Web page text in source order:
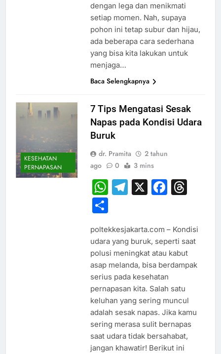
dengan lega dan menikmati
setiap momen. Nah, supaya
pohon ini tetap subur dan hijau,
ada beberapa cara sederhana
yang bisa kita lakukan untuk
menjaga…
Baca Selengkapnya
KESEHATAN
PERNAPASAN
7 Tips Mengatasi Sesak
Napas pada Kondisi Udara
Buruk
dr. Pramita
2 tahun
ago
0 3 mins
WhatsApp
Telegram
X
Share
poltekkesjakarta.com – Kondisi
udara yang buruk, seperti saat
polusi meningkat atau kabut
asap melanda, bisa berdampak
serius pada kesehatan
pernapasan kita. Salah satu
keluhan yang sering muncul
adalah sesak napas. Jika kamu
sering merasa sulit bernapas
saat udara tidak bersahabat,
jangan khawatir! Berikut ini